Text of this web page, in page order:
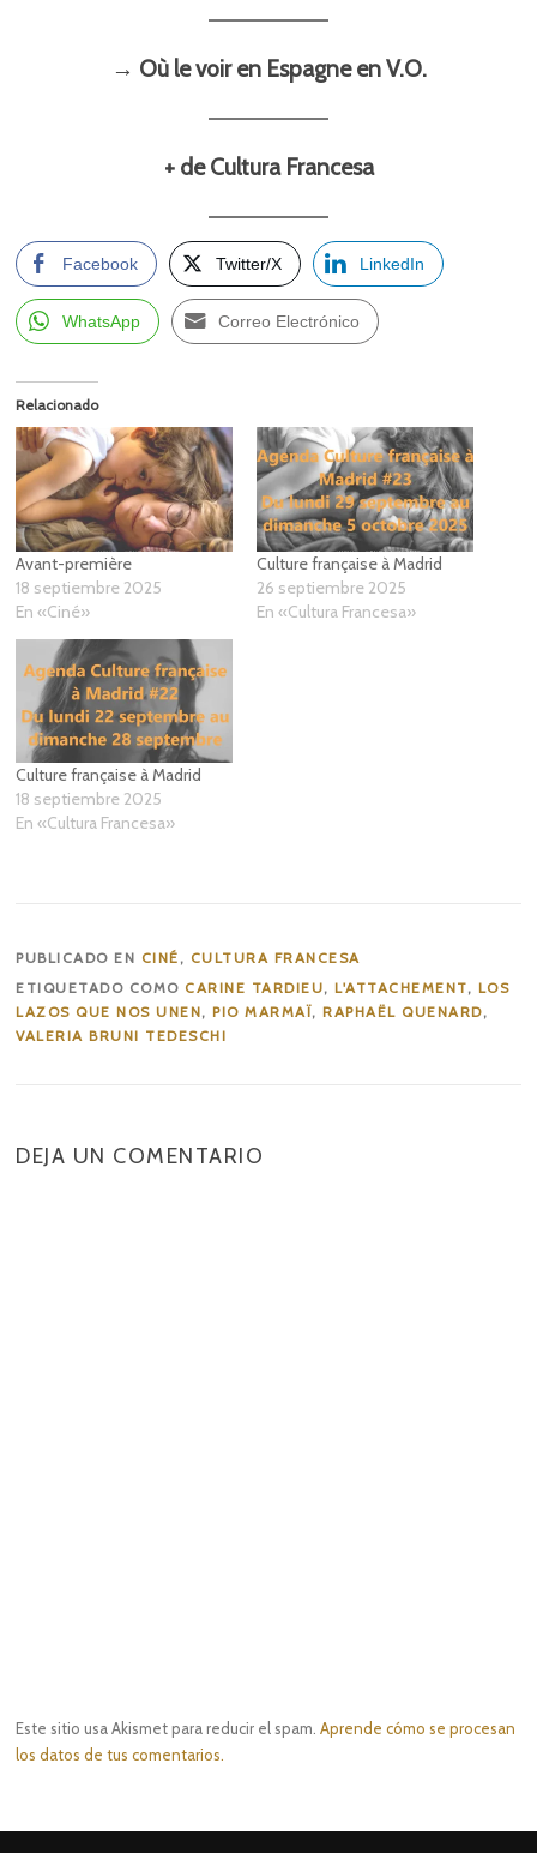
→ Où le voir en Espagne en V.O.
+ de Cultura Francesa
Facebook Twitter/X LinkedIn
WhatsApp Correo Electrónico
Relacionado
Avant-première
18 septiembre 2025
En «Ciné»
Culture française à Madrid
26 septiembre 2025
En «Cultura Francesa»
Culture française à Madrid
18 septiembre 2025
En «Cultura Francesa»
PUBLICADO EN CINÉ , CULTURA FRANCESA
ETIQUETADO COMO CARINE TARDIEU,L'ATTACHEMENT, LOS
LAZOS QUE NOS UNEN,PIO MARMAÏ,RAPHAËL QUENARD,
VALERIA BRUNI TEDESCHI
DEJA UN COMENTARIO
Este sitio usa Akismet para reducir el spam.Aprende cómo se procesan
los datos de tus comentarios.